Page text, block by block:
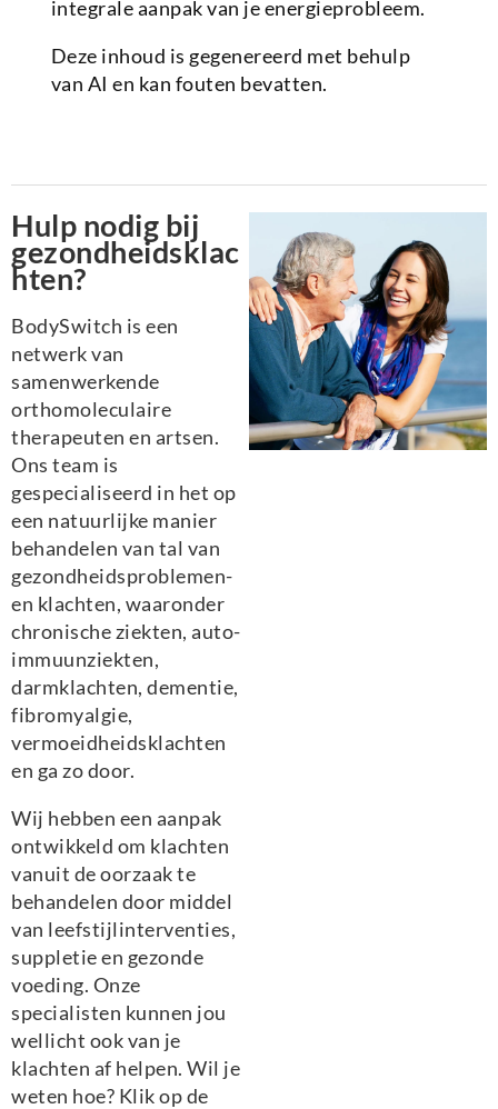
integrale aanpak van je energieprobleem.
Deze inhoud is gegenereerd met behulp
van AI en kan fouten bevatten.
Hulp nodig bij
gezondheidsklac
hten?
BodySwitch is een
netwerk van
samenwerkende
orthomoleculaire
therapeuten en artsen.
Ons team is
gespecialiseerd in het op
een natuurlijke manier
behandelen van tal van
gezondheidsproblemen-
en klachten, waaronder
chronische ziekten, auto-
immuunziekten,
darmklachten, dementie,
fibromyalgie,
vermoeidheidsklachten
en ga zo door.
Wij hebben een aanpak
ontwikkeld om klachten
vanuit de oorzaak te
behandelen door middel
van leefstijlinterventies,
suppletie en gezonde
voeding. Onze
specialisten kunnen jou
wellicht ook van je
klachten af helpen. Wil je
weten hoe? Klik op de